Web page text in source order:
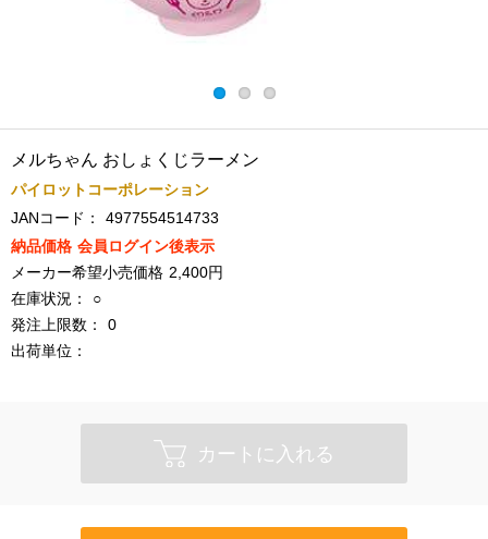
メルちゃん おしょくじラーメン
パイロットコーポレーション
JANコード：
4977554514733
納品価格 会員ログイン後表示
メーカー希望小売価格 2,400円
在庫状況：
○
発注上限数：
0
出荷単位：
カートに入れる